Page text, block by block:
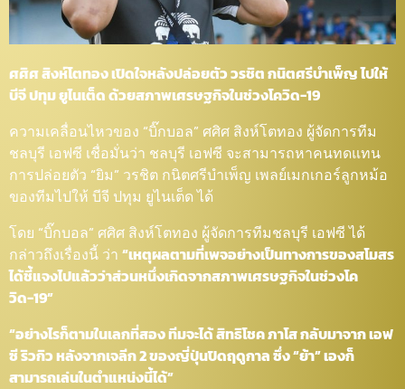
ศศิศ สิงห์โตทอง เปิดใจหลังปล่อยตัว วรชิต กนิตศรีบำเพ็ญ ไปให้
บีจี ปทุม ยูไนเต็ด ด้วยสภาพเศรษฐกิจในช่วงโควิด-19
ความเคลื่อนไหวของ “บิ๊กบอล” ศศิศ สิงห์โตทอง ผู้จัดการทีม
ชลบุรี เอฟซี เชื่อมั่นว่า ชลบุรี เอฟซี จะสามารถหาคนทดแทน
การปล่อยตัว “ยิม” วรชิต กนิตศรีบำเพ็ญ เพลย์เมกเกอร์ลูกหม้อ
ของทีมไปให้ บีจี ปทุม ยูไนเต็ด ได้
โดย “บิ๊กบอล” ศศิศ สิงห์โตทอง ผู้จัดการทีมชลบุรี เอฟซี ได้
กล่าวถึงเรื่องนี้ ว่า “เหตุผลตามที่เพจอย่างเป็นทางการของสโมสร
ได้ชี้แจงไปแล้วว่าส่วนหนึ่งเกิดจากสภาพเศรษฐกิจในช่วงโค
วิด-19”
“อย่างไรก็ตามในเลกที่สอง ทีมจะได้ สิทธิโชค ภาโส กลับมาจาก เอฟ
ซี ริวกิว หลังจากเจลีก 2 ของญี่ปุ่นปิดฤดูกาล ซึ่ง “ย้า” เองก็
สามารถเล่นในตำแหน่งนี้ได้”